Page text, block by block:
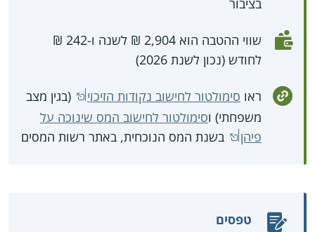
בציבור
שווי ההטבה הוא 2,904 ₪ לשנה ו-242 ₪
לחודש (נכון לשנת 2026)
ראו סימולטור לחישוב נקודות הזיכוי
(בגין מצב
משפחתי) וסימולטור לחישוב המס שינוכה על
פיהן
בשנת המס הנוכחית, באתר רשות המסים
טפסים